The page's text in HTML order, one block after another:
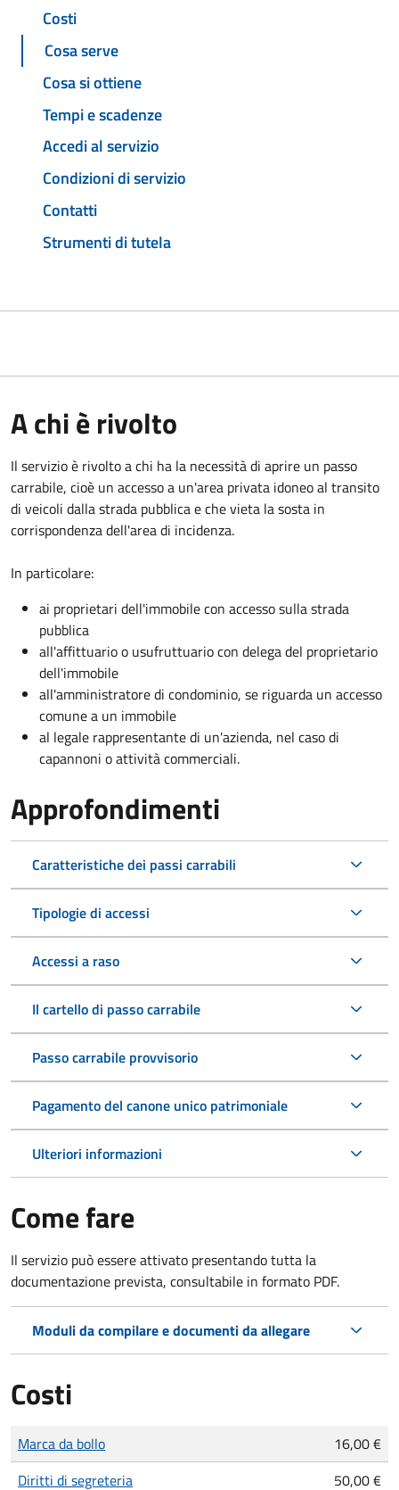
Costi
Cosa serve
Cosa si ottiene
Tempi e scadenze
Accedi al servizio
Condizioni di servizio
Contatti
Strumenti di tutela
A chi è rivolto
Il servizio è rivolto a chi ha la necessità di aprire un passo
carrabile, cioè un accesso a un'area privata idoneo al transito
di veicoli dalla strada pubblica e che vieta la sosta in
corrispondenza dell'area di incidenza.
In particolare:
ai proprietari dell'immobile con accesso sulla strada
pubblica
all'affittuario o usufruttuario con delega del proprietario
dell'immobile
all'amministratore di condominio, se riguarda un accesso
comune a un immobile
al legale rappresentante di un'azienda, nel caso di
capannoni o attività commerciali.
Approfondimenti
Caratteristiche dei passi carrabili
Tipologie di accessi
Accessi a raso
Il cartello di passo carrabile
Passo carrabile provvisorio
Pagamento del canone unico patrimoniale
Ulteriori informazioni
Come fare
Il servizio può essere attivato presentando tutta la
documentazione prevista, consultabile in formato PDF.
Moduli da compilare e documenti da allegare
Costi
Tipo di pagamento
Importo
Marca da bollo
16,00 €
Diritti di segreteria
50,00 €